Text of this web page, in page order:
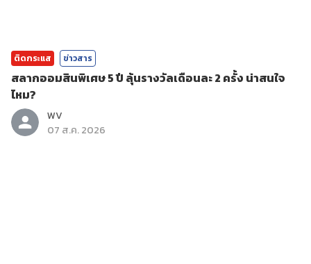
ติดกระแส ข่าวสาร
สลากออมสินพิเศษ 5 ปี ลุ้นรางวัลเดือนละ 2 ครั้ง น่าสนใจ
ไหม?
WV
07 ส.ค. 2026